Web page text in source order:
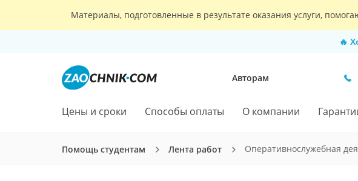
Материалы, подготовленные в результате оказания услуги,
🔥
Авторам
Цены и сроки Способы оплаты О компании
Помощь студентам Лента работ Оперативнослужебная